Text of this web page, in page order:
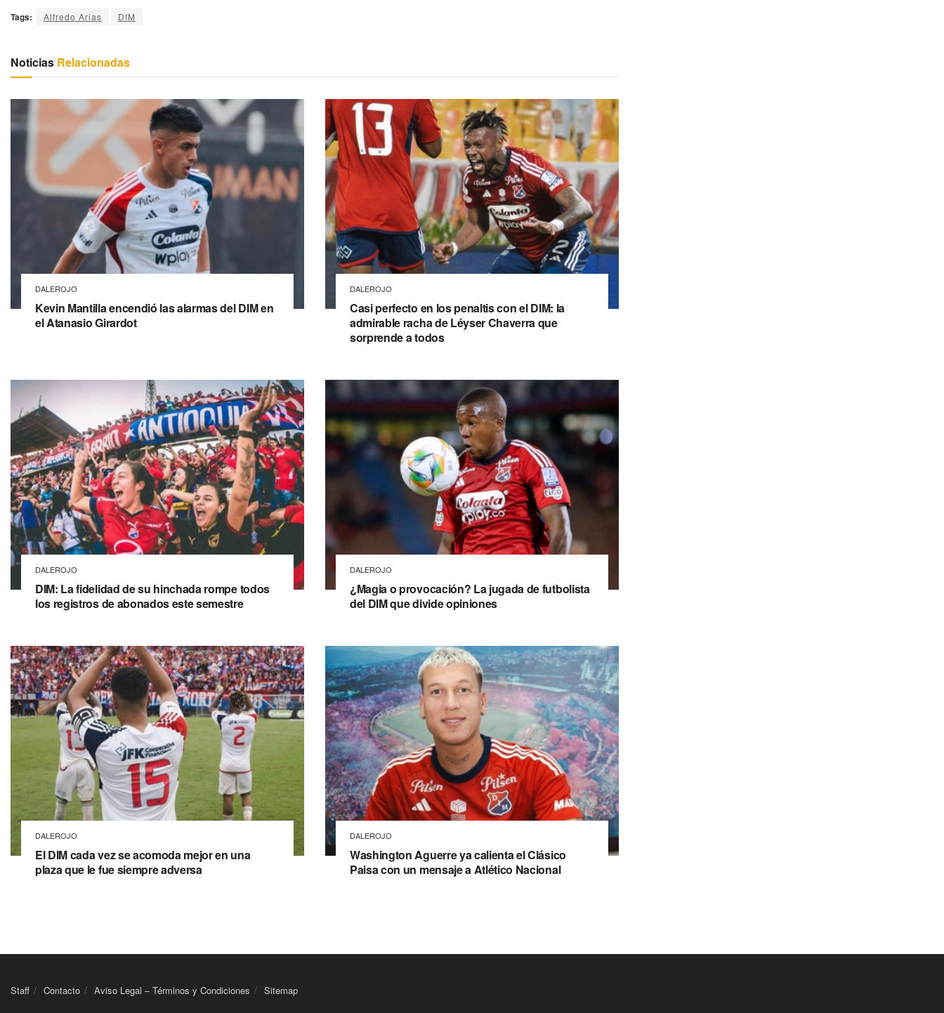
Tags: Alfredo Arias DIM
Noticias Relacionadas
DALEROJO
Kevin Mantilla encendió las alarmas del DIM en
el Atanasio Girardot
DALEROJO
Casi perfecto en los penaltis con el DIM: la
admirable racha de Léyser Chaverra que
sorprende a todos
DALEROJO
DIM: La fidelidad de su hinchada rompe todos
los registros de abonados este semestre
DALEROJO
¿Magia o provocación? La jugada de futbolista
del DIM que divide opiniones
DALEROJO
El DIM cada vez se acomoda mejor en una
plaza que le fue siempre adversa
DALEROJO
Washington Aguerre ya calienta el Clásico
Paisa con un mensaje a Atlético Nacional
Staff Contacto Aviso Legal – Términos y Condiciones Sitemap